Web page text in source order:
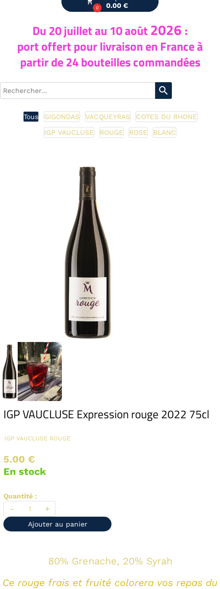
local_grocery_store
0
0.00 €
Du 20juillet au 10 août2026 :
port offert pour livraison en France à
partir de 24 bouteilles commandées
search
Tous GIGONDAS VACQUEYRAS
COTES DU RHONE
IGP VAUCLUSE
ROUGE ROSE BLANC
IGP VAUCLUSE Expression rouge 2022 75cl
IGP VAUCLUSE ROUGE
5.00 €
En stock
Quantité :
- +
Ajouter au panier
80% Grenache, 20% Syrah
Ce rouge frais et fruité colorera vos repas du